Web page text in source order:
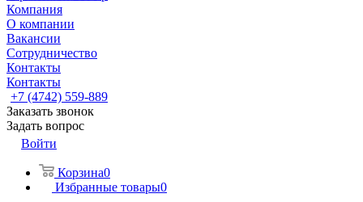
Компания
О компании
Вакансии
Сотрудничество
Контакты
Контакты
+7 (4742) 559-889
Заказать звонок
Задать вопрос
Войти
Корзина0
Избранные товары0